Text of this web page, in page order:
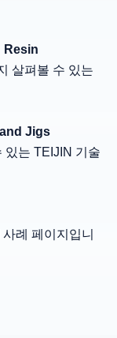
Resin
살펴볼 수 있는
Jigs
있는 TEIJIN 기술
례 페이지입니